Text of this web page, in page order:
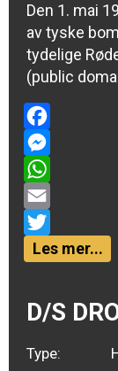
Den 1. mai
av tyske
tydelige
(public
Facebook
Messenger
WhatsApp
Email
Twitter
Les mer...
D/S
Type: